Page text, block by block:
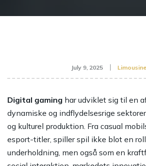
July 9, 2025 Limousine
Digital gaming har udviklet sig til en
dynamiske og indflydelsesrige
og kulturel produktion. Fra casual
esport-titler, spiller spil ikke blot en
underholdning, men også som en